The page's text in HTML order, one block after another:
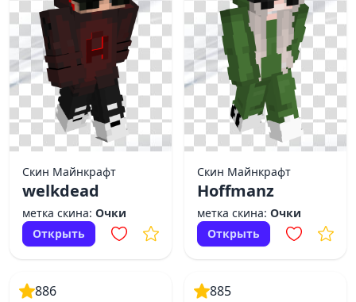
Скин Майнкрафт
welkdead
метка скина: Очки
Открыть
Скин Майнкрафт
Hoffmanz
метка скина: Очки
Открыть
886 885